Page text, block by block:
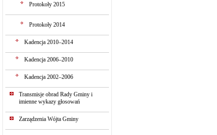
Protokoły 2015
Protokoły 2014
Kadencja 2010–2014
Kadencja 2006–2010
Kadencja 2002–2006
Transmisje obrad Rady Gminy i
imienne wykazy głosowań
Zarządzenia Wójta Gminy